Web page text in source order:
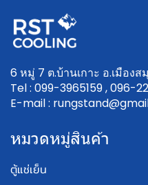
6 หมู่ 7 ต.บ้านเกาะ อ.เมือง
Tel : 099-3965159 , 096-
E-mail :
หมวดหมู่สินค้า
ตู้แช่เย็น